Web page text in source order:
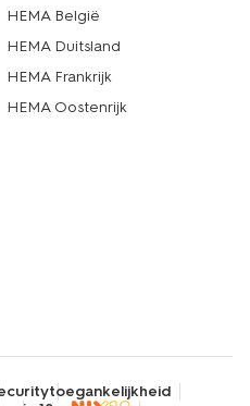
HEMA België
HEMA Duitsland
HEMA Frankrijk
HEMA Oostenrijk
toegankelijkheid